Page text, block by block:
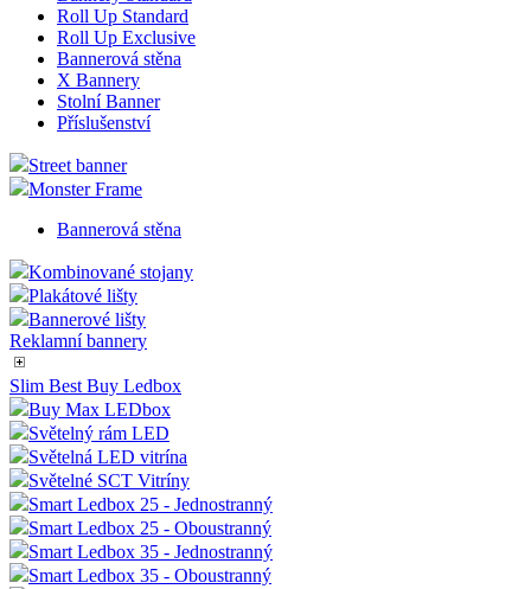
Infotopper
Plakátové rámy
Přenosné bannery
Bannery Standard
Roll Up Exclusive
Bannerová stěna
Stolní Banner
Street banner
Monster Frame
Bannerová stěna
Kombinované stojany
Plakátové lišty
Bannerové lišty
Reklamní bannery
Slim Best Buy Ledbox
Buy Max LEDbox
Světelný rám LED
Světelná LED vitrína